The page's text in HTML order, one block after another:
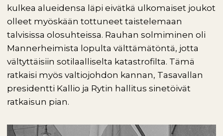
kulkea alueidensa läpi eivätkä ulkomaiset joukot
olleet myöskään tottuneet taistelemaan
talvisissa olosuhteissa. Rauhan solmiminen oli
Mannerheimista lopulta välttämätöntä, jotta
vältyttäisiin sotilaalliselta katastrofilta. Tämä
ratkaisi myös valtiojohdon kannan, Tasavallan
presidentti Kallio ja Rytin hallitus sinetöivät
ratkaisun pian.